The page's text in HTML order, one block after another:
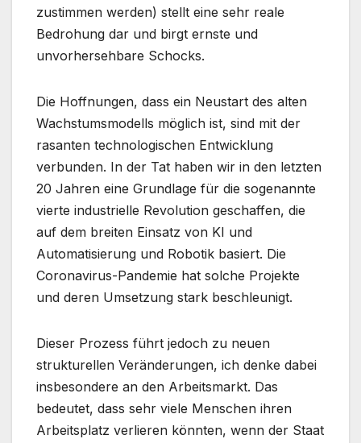
zustimmen werden) stellt eine sehr reale
Bedrohung dar und birgt ernste und
unvorhersehbare Schocks.
Die Hoffnungen, dass ein Neustart des alten
Wachstumsmodells möglich ist, sind mit der
rasanten technologischen Entwicklung
verbunden. In der Tat haben wir in den letzten
20 Jahren eine Grundlage für die sogenannte
vierte industrielle Revolution geschaffen, die
auf dem breiten Einsatz von KI und
Automatisierung und Robotik basiert. Die
Coronavirus-Pandemie hat solche Projekte
und deren Umsetzung stark beschleunigt.
Dieser Prozess führt jedoch zu neuen
strukturellen Veränderungen, ich denke dabei
insbesondere an den Arbeitsmarkt. Das
bedeutet, dass sehr viele Menschen ihren
Arbeitsplatz verlieren könnten, wenn der Staat